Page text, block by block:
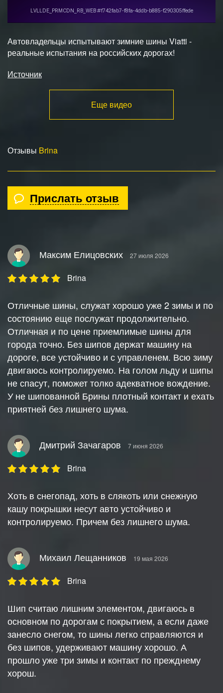
Автовладельцы испытывают зимние шины Viatti -
реальные испытания на российских дорогах!
Источник
Еще видео
Отзывы Brina
Прислать отзыв
Максим Елицовских 27 июля 2026
Brina
Отличные шины, служат хорошо уже 2 зимы и по
состоянию еще послужат продолжительно.
Отличная и по цене приемлимые шины для
города точно. Без шипов держат машину на
дороге, все устойчиво и с управленем. Всю зиму
двигаюсь контролируемо. На голом льду и шипы
не спасут, поможет толко адекватное вождение.
У не шипованной Брины плотный контакт и ехать
приятней без лишнего шума.
Дмитрий Зачагаров 7 июня 2026
Brina
Хоть в снегопад, хоть в слякоть или снежную
кашу покрышки несут авто устойчиво и
контролируемо. Причем без лишнего шума.
Михаил Лещанников 19 мая 2026
Brina
Шип считаю лишним элементом, двигаюсь в
основном по дорогам с покрытием, а если даже
занесло снегом, то шины легко справляются и
без шипов, удерживают машину хорошо. А
прошло уже три зимы и контакт по прежднему
хорош.